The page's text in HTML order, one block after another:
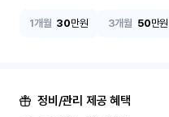
1개월 30만원 3개월 50만원
정비/관리 제공 혜택